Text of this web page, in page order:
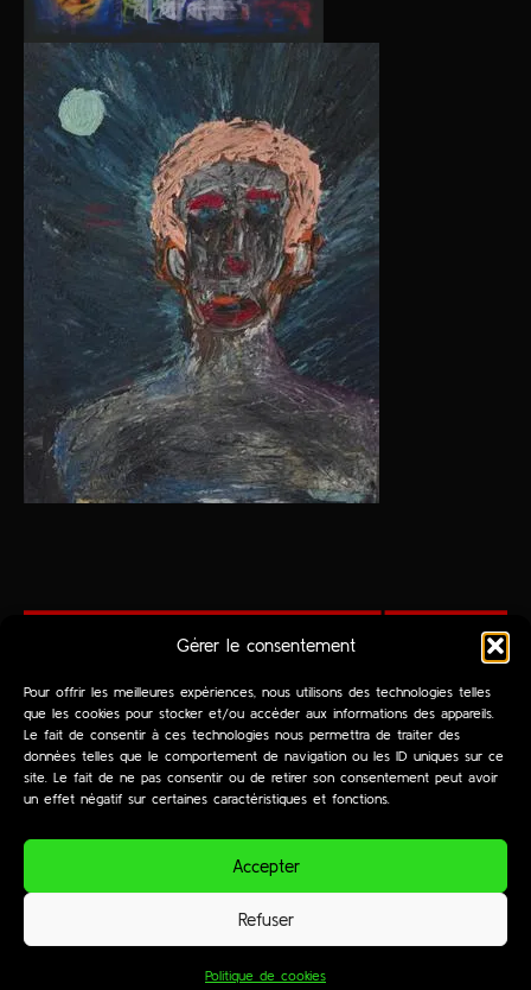
Gérer le consentement
Pour offrir les meilleures expériences, nous utilisons des technologies telles
que les cookies pour stocker et/ou accéder aux informations des appareils.
Le fait de consentir à ces technologies nous permettra de traiter des
données telles que le comportement de navigation ou les ID uniques sur ce
site. Le fait de ne pas consentir ou de retirer son consentement peut avoir
un effet négatif sur certaines caractéristiques et fonctions.
Accepter
Refuser
Politique de cookies
navigation
accueil
Infos
Politique de cookies (UE)
2024 | Site By